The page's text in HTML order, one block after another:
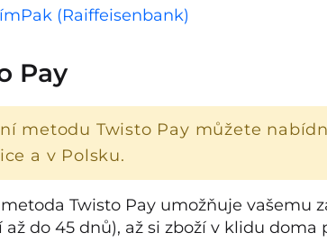
(Raiffeisenbank)
Pay
metodu Twisto Pay můžete
a v Polsku.
Twisto Pay umožňuje vašemu
až do 45 dnů), až si zboží v klidu doma